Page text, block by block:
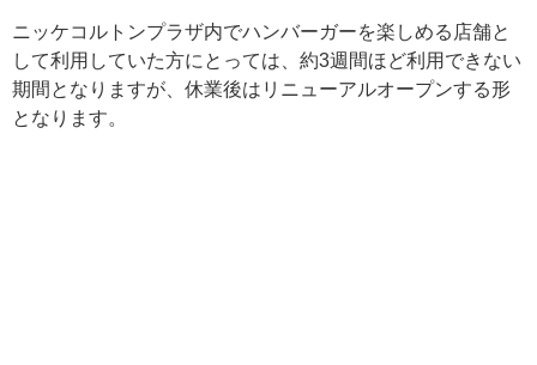
ニッケコルトンプラザ内でハンバーガーを楽しめる店舗と
して利用していた方にとっては、約3週間ほど利用できない
期間となりますが、休業後はリニューアルオープンする形
となります。